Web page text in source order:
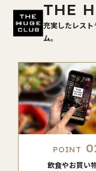
THE
充実したレス
ム。
POINT
飲食やお買い